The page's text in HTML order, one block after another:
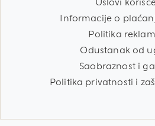
Informacije o
Politika
Odustanak od
Saobraznost i
Politika privatnosti i